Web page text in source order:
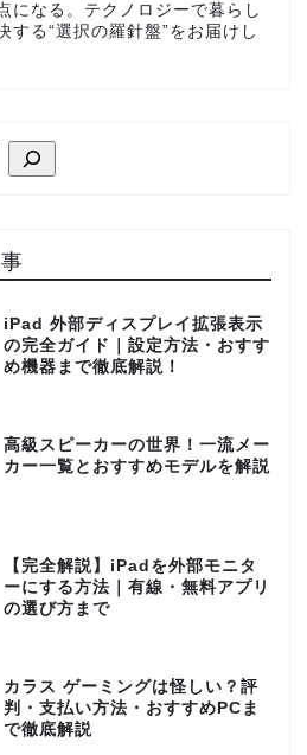
になる。テクノロジーで暮らし
する“選択の羅針盤”をお届けし
iPad 外部ディスプレイ拡張表示
の完全ガイド｜設定方法・おすす
め機器まで徹底解説！
高級スピーカーの世界！一流メー
カー一覧とおすすめモデルを解説
【完全解説】iPadを外部モニタ
ーにする方法｜有線・無料アプリ
の選び方まで
カラス ゲーミングは怪しい？評
判・支払い方法・おすすめPCま
で徹底解説